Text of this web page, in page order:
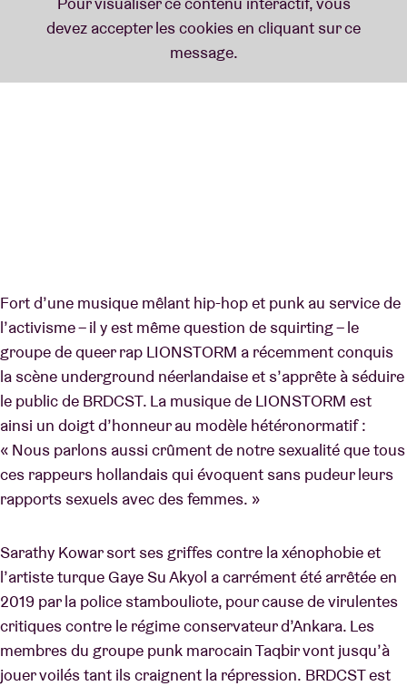
Fort d’une musique mêlant hip-hop et punk au service de
l’activisme – il y est même question de squirting – le
groupe de queer rap LIONSTORM a récemment conquis
la scène underground néerlandaise et s’apprête à séduire
le public de BRDCST. La musique de LIONSTORM est
ainsi un doigt d’honneur au modèle hétéronormatif :
« Nous parlons aussi crûment de notre sexualité que tous
ces rappeurs hollandais qui évoquent sans pudeur leurs
rapports sexuels avec des femmes. »
Sarathy Kowar sort ses griffes contre la xénophobie et
l’artiste turque Gaye Su Akyol a carrément été arrêtée en
2019 par la police stambouliote, pour cause de virulentes
critiques contre le régime conservateur d’Ankara. Les
membres du groupe punk marocain Taqbir vont jusqu’à
jouer voilés tant ils craignent la répression. BRDCST est